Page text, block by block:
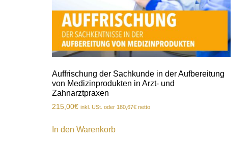
Auffrischung der Sachkunde in der Aufbereitung
von Medizinprodukten in Arzt- und
Zahnarztpraxen
215,00€ inkl. USt. oder 180,67€ netto
In den Warenkorb